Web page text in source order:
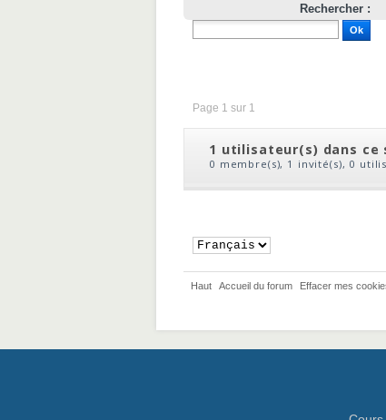
Rechercher :
Page 1 sur 1
1 utilisateur(s) dans ce
0 membre(s), 1 invité(s), 0
Haut Accueil du forum Effacer mes